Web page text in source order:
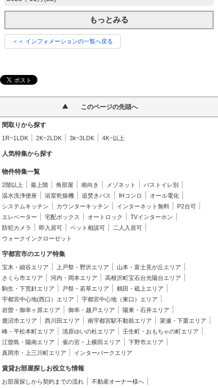
もっとみる
＜＜ インフォメーションの一覧へ戻る
このページの先頭へ
間取りから探す
1R~1LDK 2K~2LDK 3k~3LDK 4K~以上
人気特集から探す
物件特集一覧
2階以上 最上階 角部屋 南向き メゾネット
バストイレ別
温水洗浄便座
浴室乾燥機 追焚きバス IHコンロ
オール電化
システムキッチン
カウンターキッチン インターネット無料
P2台可
エレベーター
宅配ボックス オートロック
TVインターホン
防犯カメラ
即入居可 ペット相談可
二人入居可
ウォークインクローゼット
宇都宮市のエリア特集
宝木・細谷エリア 上戸祭・野沢エリア
山本・富士見が丘エリア
さくら市エリア
河内・岡本エリア
高根沢町宝石台光陽台エリア
駒生・下荒針エリア
戸祭・若草エリア
鶴田・砥上エリア
宇都宮中心地(西口）エリア
宇都宮中心地（東口）エリア
岩曽・御幸ヶ原エリア
御幸・越戸エリア
陽東・石井エリア
鹿沼市エリア
西川田エリア 南宇都宮駅不動前エリア
簗瀬・下栗エリア
峰・平松本町エリア
清原ゆいの杜エリア
壬生町・おもちゃの町エリア
江曽島・陽南エリア
雀の宮・上横田エリア
下野市エリア
真岡市・上三川町エリア
インターパークエリア
賃貸お部屋探しお役立ち情報
お部屋探しから契約までの流れ
不動産オーナー様へ